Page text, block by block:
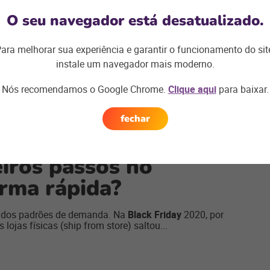
o seu negócio!
ficar fora do ar num momento crítico em datas
, por exemplo. Isso,...
de-e-commerce-para-o-seu-negocio/
passos no
rápida?
padrões de demanda. Na Black Friday2020, por
lojas físicas (ship from store) saltou...
O seu navegador está desatualizado.
melhorar sua experiência e garantir o funcionamento do
instale um navegador mais moderno.
Nós recomendamos o Google Chrome. Clique aquipara baixar.
fechar